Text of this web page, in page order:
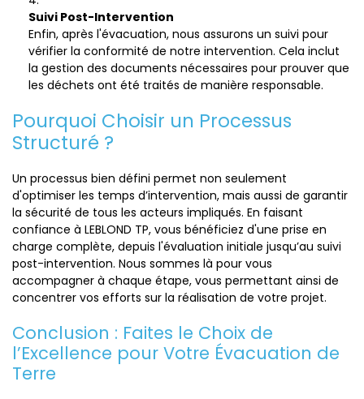
Suivi Post-Intervention
Enfin, après l'évacuation, nous assurons un suivi pour
vérifier la conformité de notre intervention. Cela inclut
la gestion des documents nécessaires pour prouver que
les déchets ont été traités de manière responsable.
Pourquoi Choisir un Processus
Structuré ?
Un processus bien défini permet non seulement
d'optimiser les temps d’intervention, mais aussi de garantir
la sécurité de tous les acteurs impliqués. En faisant
confiance à LEBLOND TP, vous bénéficiez d'une prise en
charge complète, depuis l'évaluation initiale jusqu’au suivi
post-intervention. Nous sommes là pour vous
accompagner à chaque étape, vous permettant ainsi de
concentrer vos efforts sur la réalisation de votre projet.
Conclusion : Faites le Choix de
l’Excellence pour Votre Évacuation de
Terre